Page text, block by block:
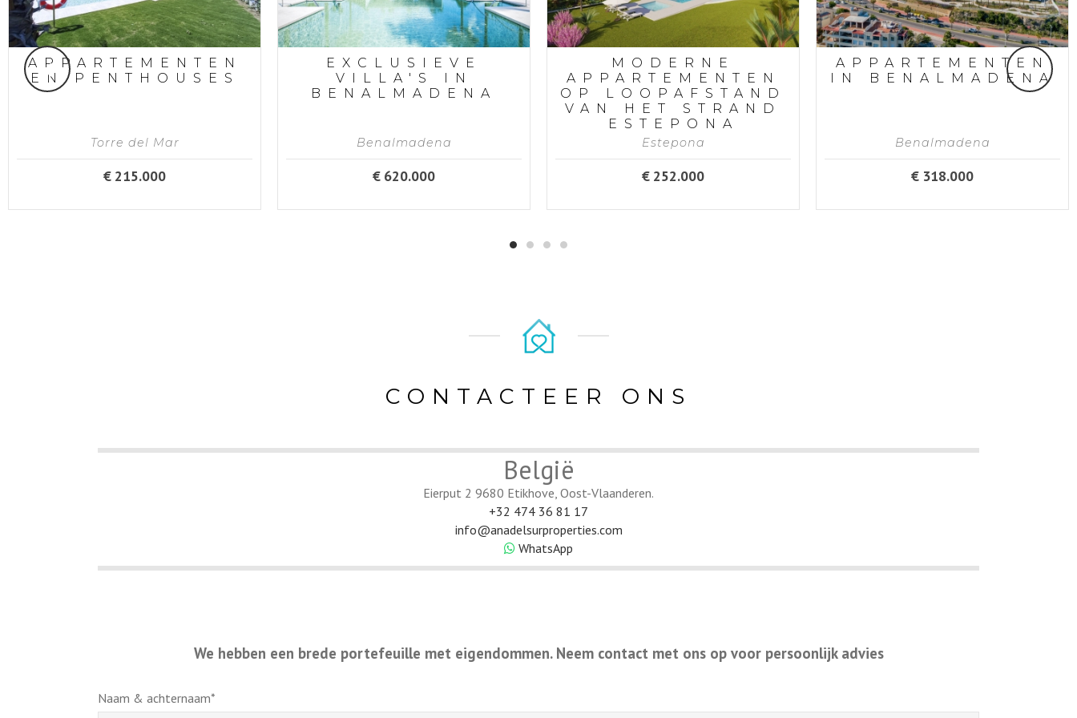
APPARTEMENTEN
EN PENTHOUSES
Torre del Mar
€ 215.000
EXCLUSIEVE
VILLA'S IN
BENALMADENA
Benalmadena
€ 620.000
MODERNE
APPARTEMENTEN
OP LOOPAFSTAND
VAN HET STRAND
ESTEPONA
Estepona
€ 252.000
APPARTEMENTEN
IN BENALMADENA
Benalmadena
€ 318.000
CONTACTEER ONS
België
Eierput 2 9680 Etikhove, Oost-Vlaanderen.
+32 474 36 81 17
info@anadelsurproperties.com
WhatsApp
We hebben een brede portefeuille met eigendommen. Neem contact met ons op voor persoonlijk advies
Naam & achternaam*